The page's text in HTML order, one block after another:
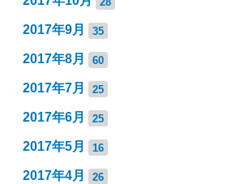
2017年9月 35
2017年8月 60
2017年7月 25
2017年6月 25
2017年5月 16
2017年4月 26